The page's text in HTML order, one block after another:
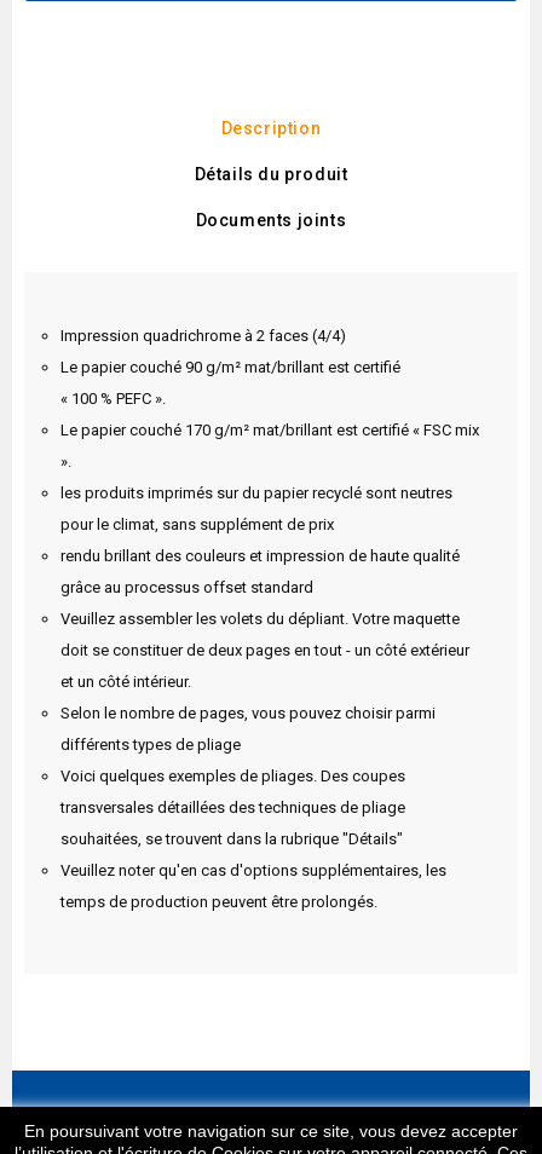
Description
Détails du produit
Documents joints
Impression quadrichrome à 2 faces (4/4)
Le papier couché 90 g/m² mat/brillant est certifié
« 100 % PEFC ».
Le papier couché 170 g/m² mat/brillant est certifié « FSC mix
».
les produits imprimés sur du papier recyclé sont neutres
pour le climat, sans supplément de prix
rendu brillant des couleurs et impression de haute qualité
grâce au processus offset standard
Veuillez assembler les volets du dépliant. Votre maquette
doit se constituer de deux pages en tout - un côté extérieur
et un côté intérieur.
Selon le nombre de pages, vous pouvez choisir parmi
différents types de pliage
Voici quelques exemples de pliages. Des coupes
transversales détaillées des techniques de pliage
souhaitées, se trouvent dans la rubrique "Détails"
Veuillez noter qu'en cas d'options supplémentaires, les
temps de production peuvent être prolongés.
Informations
En poursuivant votre navigation sur ce site, vous devez accepter